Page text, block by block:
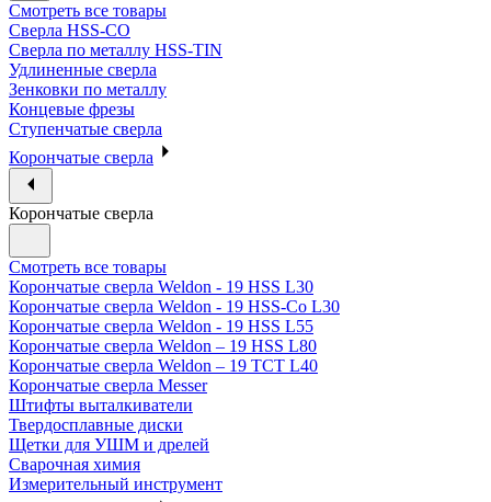
Смотреть все товары
Сверла HSS-CO
Сверла по металлу HSS-TIN
Удлиненные сверла
Зенковки по металлу
Концевые фрезы
Ступенчатые сверла
Корончатые сверла
Корончатые сверла
Смотреть все товары
Корончатые сверла Weldon - 19 HSS L30
Корончатые сверла Weldon - 19 HSS-Co L30
Корончатые сверла Weldon - 19 HSS L55
Корончатые сверла Weldon – 19 HSS L80
Корончатые сверла Weldon – 19 TCT L40
Корончатые сверла Messer
Штифты выталкиватели
Твердосплавные диски
Щетки для УШМ и дрелей
Сварочная химия
Измерительный инструмент